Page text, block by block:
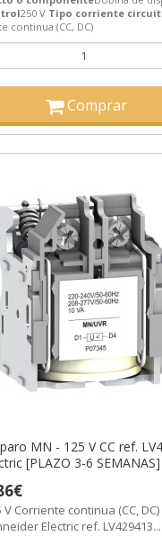
250 V Tipo corriente
continua (CC, DC)
Comprar
MN - 125 V CC ref.
[PLAZO 3-6 SEMANAS]
de
Electric ref. LV429413...